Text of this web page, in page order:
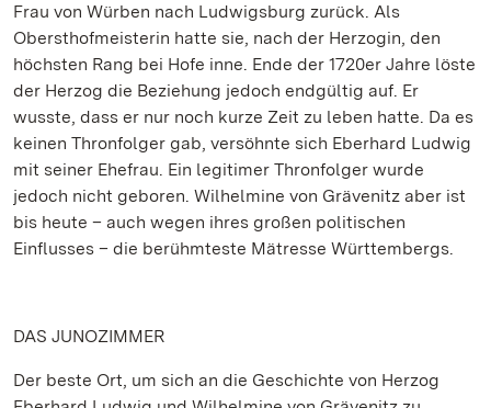
Frau von Würben nach Ludwigsburg zurück. Als
Obersthofmeisterin hatte sie, nach der Herzogin, den
höchsten Rang bei Hofe inne. Ende der 1720er Jahre löste
der Herzog die Beziehung jedoch endgültig auf. Er
wusste, dass er nur noch kurze Zeit zu leben hatte. Da es
keinen Thronfolger gab, versöhnte sich Eberhard Ludwig
mit seiner Ehefrau. Ein legitimer Thronfolger wurde
jedoch nicht geboren. Wilhelmine von Grävenitz aber ist
bis heute – auch wegen ihres großen politischen
Einflusses – die berühmteste Mätresse Württembergs.
DAS JUNOZIMMER
Der beste Ort, um sich an die Geschichte von Herzog